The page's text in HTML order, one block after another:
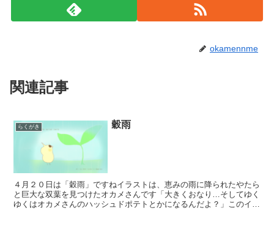
okamennme
関連記事
らくがき 穀雨
４月２０日は「穀雨」ですねイラストは、恵みの雨に降られたやたら
と巨大な双葉を見つけたオカメさんです「大きくおなり…そしてゆく
ゆくはオカメさんのハッシュドポテトとかになるんだよ？」このイラ